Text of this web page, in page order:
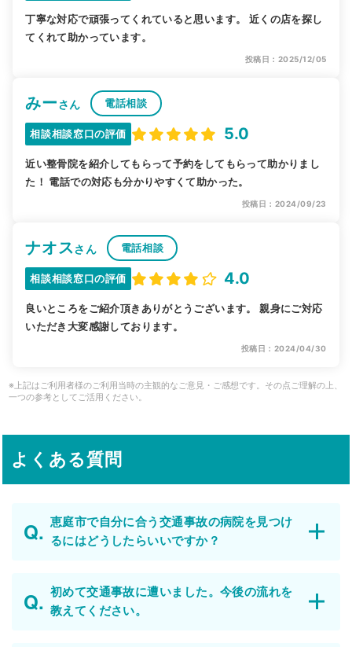
丁寧な対応で頑張ってくれていると思います。 近くの店を探し
てくれて助かっています。
投稿日：2025/12/05
みーさん 電話相談
相談相談窓口の評価 5.0
近い整骨院を紹介してもらって予約をしてもらって助かりまし
た！ 電話での対応も分かりやすくて助かった。
投稿日：2024/09/23
ナオスさん 電話相談
相談相談窓口の評価 4.0
良いところをご紹介頂きありがとうございます。 親身にご対応
いただき大変感謝しております。
投稿日：2024/04/30
※上記はご利用者様のご利用当時の主観的なご意見・ご感想です。その点ご理解の上、
一つの参考としてご活用ください。
よくある質問
恵庭市で自分に合う交通事故の病院を見つけ
るにはどうしたらいいですか？
初めて交通事故に遭いました。今後の流れを
教えてください。